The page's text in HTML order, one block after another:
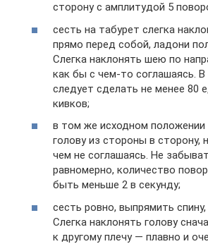
сторону с амплитудой 5
сесть на табурет слегка
прямо перед собой, ладони
Слегка наклонять шею по
как бы с чем-то соглашаясь.
следует сделать не менее 80
кивков;
в том же исходном положении
голову из стороны в сторону,
чем не соглашаясь. Не
равномерно, количество
быть меньше 2 в секунду;
сесть ровно, выпрямить спину,
Слегка наклонять голову
к другому плечу — плавно и